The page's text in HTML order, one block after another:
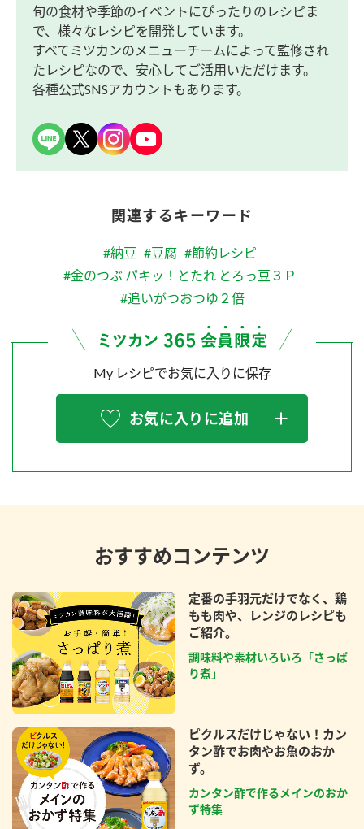
旬の食材や季節のイベントにぴったりのレシピま
で、様々なレシピを開発しています。
すべてミツカンのメニューチームによって監修され
たレシピなので、安心してご活用いただけます。
各種公式SNSアカウントもあります。
関連するキーワード
#納豆 #豆腐 #節約レシピ
#金のつぶ パキッ！とたれ とろっ豆３Ｐ
#追いがつおつゆ２倍
My レシピでお気に入りに保存
お気に入りに追加
おすすめコンテンツ
定番の手羽元だけでなく、鶏
もも肉や、レンジのレシピも
ご紹介。
調味料や素材いろいろ「さっぱ
り煮」
ピクルスだけじゃない！カン
タン酢でお肉やお魚のおか
ず。
カンタン酢で作るメインのおか
ず特集